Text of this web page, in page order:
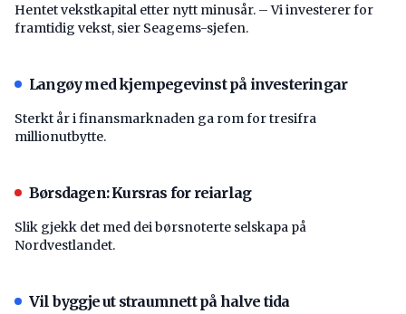
Hentet vekstkapital etter nytt minusår. – Vi investerer for
framtidig vekst, sier Seagems-sjefen.
Langøy med kjempegevinst på investeringar
Sterkt år i finansmarknaden ga rom for tresifra
millionutbytte.
Børsdagen: Kursras for reiarlag
Slik gjekk det med dei børsnoterte selskapa på
Nordvestlandet.
Vil byggje ut straumnett på halve tida